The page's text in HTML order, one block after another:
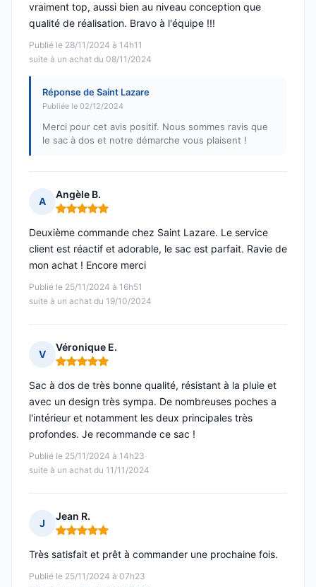
Publié le 28/11/2024 à 14h11
suite à un achat du 08/11/2024
vraiment top, aussi bien au niveau conception que
qualité de réalisation. Bravo à l'équipe !!!
Réponse de Saint Lazare
Publiée le 02/12/2024
Merci pour cet avis positif. Nous sommes ravis que
le sac à dos et notre démarche vous plaisent !
A
Angèle B.
Note : 5 sur 5
Publié le 25/11/2024 à 16h51
suite à un achat du 19/10/2024
Deuxième commande chez Saint Lazare. Le service
client est réactif et adorable, le sac est parfait. Ravie de
mon achat ! Encore merci
V
Véronique E.
Note : 5 sur 5
Publié le 25/11/2024 à 14h23
suite à un achat du 11/11/2024
Sac à dos de très bonne qualité, résistant à la pluie et
avec un design très sympa. De nombreuses poches a
l'intérieur et notamment les deux principales très
profondes. Je recommande ce sac !
J
Jean R.
Note : 5 sur 5
Publié le 25/11/2024 à 07h23
Très satisfait et prêt à commander une prochaine fois.